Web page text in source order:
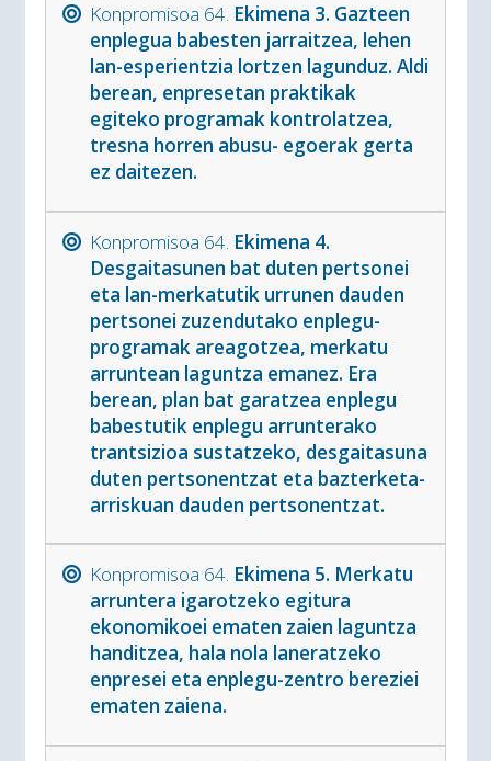
Konpromisoa 64. Ekimena 3. Gazteen
enplegua babesten jarraitzea, lehen
lan-esperientzia lortzen lagunduz. Aldi
berean, enpresetan praktikak
egiteko programak kontrolatzea,
tresna horren abusu- egoerak gerta
ez daitezen.
Konpromisoa 64. Ekimena 4.
Desgaitasunen bat duten pertsonei
eta lan-merkatutik urrunen dauden
pertsonei zuzendutako enplegu-
programak areagotzea, merkatu
arruntean laguntza emanez. Era
berean, plan bat garatzea enplegu
babestutik enplegu arrunterako
trantsizioa sustatzeko, desgaitasuna
duten pertsonentzat eta bazterketa-
arriskuan dauden pertsonentzat.
Konpromisoa 64. Ekimena 5. Merkatu
arruntera igarotzeko egitura
ekonomikoei ematen zaien laguntza
handitzea, hala nola laneratzeko
enpresei eta enplegu-zentro bereziei
ematen zaiena.